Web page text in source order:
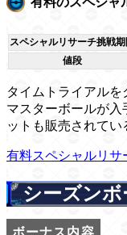
スペシャルリサーチ挑戦期
値段
タイムトライアルを
マスターボールが
ットも販売されてい
有料スペシャルリサ
シーズンボ